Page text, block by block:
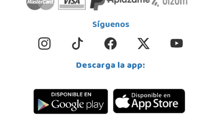
Síguenos
Descarga la app: